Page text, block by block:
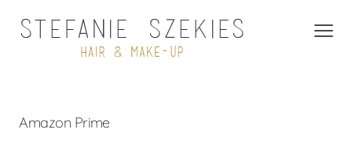
Amazon Prime